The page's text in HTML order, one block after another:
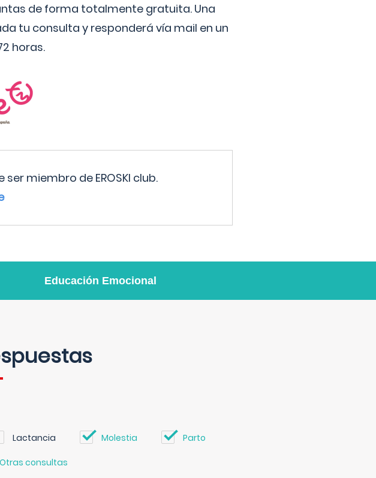
de forma totalmente gratuita. Una
tu consulta y responderá vía mail en un
horas.
miembro de EROSKI club.
Educación Emocional
Lactancia Molestia Parto
Otras consultas